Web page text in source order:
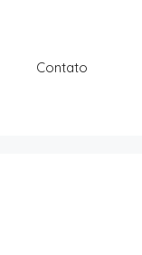
Contato